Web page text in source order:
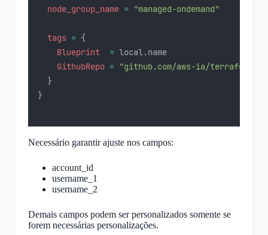
node_group_name = "managed-ondemand"
tags = {
Blueprint
= local.name
GithubRepo = "github.com/aws-ia/terraform-
  }
}
Necessário garantir ajuste nos campos:
account_id
username_1
username_2
Demais campos podem ser personalizados somente se
forem necessárias personalizações.